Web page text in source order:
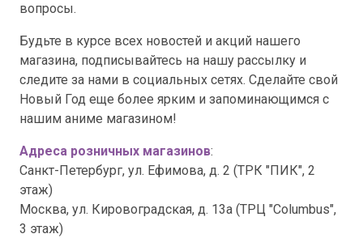
вопросы.
Будьте в курсе всех новостей и акций нашего
магазина, подписывайтесь на нашу рассылку и
следите за нами в социальных сетях. Сделайте свой
Новый Год еще более ярким и запоминающимся с
нашим аниме магазином!
Адреса розничных магазинов:
Санкт-Петербург, ул. Ефимова, д. 2 (ТРК "ПИК", 2
этаж)
Москва, ул. Кировоградская, д. 13а (ТРЦ "Columbus",
3 этаж)